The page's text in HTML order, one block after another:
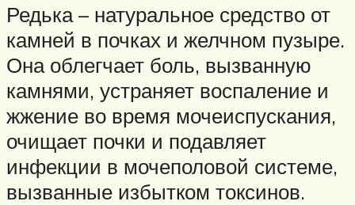
Редька – натуральное средство от
камней в почках и желчном пузыре.
Она облегчает боль, вызванную
камнями, устраняет воспаление и
жжение во время мочеиспускания,
очищает почки и подавляет
инфекции в мочеполовой системе,
вызванные избытком токсинов.